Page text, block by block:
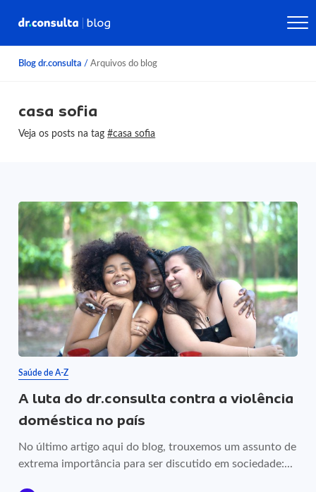
Blog dr.consulta / Arquivos do blog
casa sofia
Veja os posts na tag#casa sofia
Saúde de A-Z
A luta do dr.consulta contra a violência
doméstica no país
No último artigo aqui do blog, trouxemos um assunto de
extrema importância para ser discutido em sociedade:...